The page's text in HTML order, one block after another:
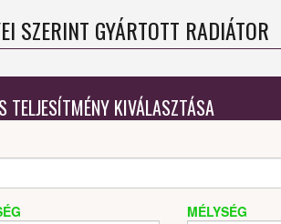
SZERINT GYÁRTOTT RADIÁTOR
TELJESÍTMÉNY KIVÁLASZTÁSA
MÉLYSÉG